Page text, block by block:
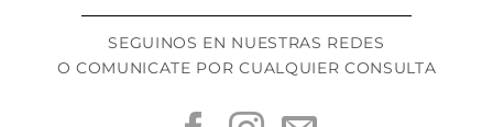
SEGUINOS EN NUESTRAS REDES
O COMUNICATE POR CUALQUIER CONSULTA